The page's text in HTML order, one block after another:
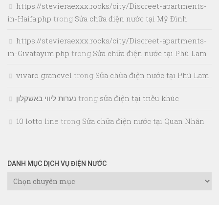
https://stevieraexxx.rocks/city/Discreet-apartments-
in-Haifa.php trong Sửa chữa điện nước tại Mỹ Đình
https://stevieraexxx.rocks/city/Discreet-apartments-
in-Givatayim.php trong Sửa chữa điện nước tại Phú Lãm
vivaro grancvel trong Sửa chữa điện nước tại Phú Lãm
נערות ליווי באשקלון trong sửa điện tại triều khúc
10 lotto line trong Sửa chữa điện nước tại Quan Nhân
DANH MỤC DỊCH VỤ ĐIỆN NƯỚC
Danh